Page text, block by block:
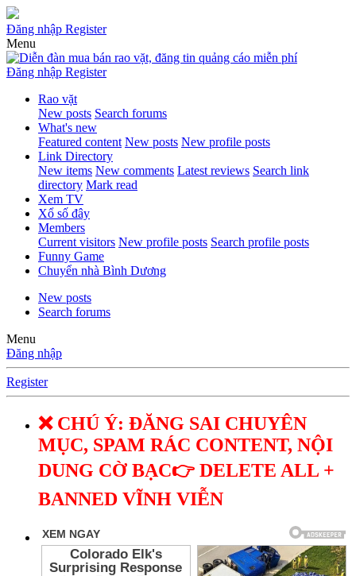
Đăng nhập Register
Menu
Đăng nhập Register
Rao vặt
New posts Search forums
What's new
Featured content New posts New profile posts
Link Directory
New items New comments Latest reviews Search link
directory Mark read
Xem TV
Xổ số đây
Members
Current visitors New profile posts Search profile posts
Funny Game
Chuyển nhà Bình Dương
New posts
Search forums
Menu
Đăng nhập
Register
❌ CHÚ Ý: ĐĂNG SAI CHUYÊN
MỤC, SPAM RÁC CONTENT, NỘI
DUNG CỜ BẠC👉 DELETE ALL +
BANNED VĨNH VIỄN